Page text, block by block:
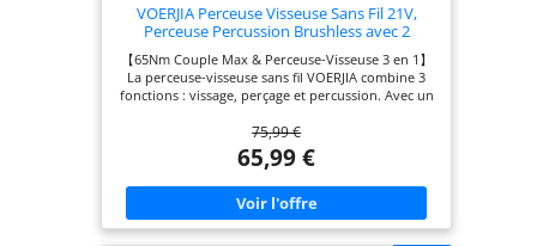
VOERJIA Perceuse Visseuse Sans Fil 21V,
Perceuse Percussion Brushless avec 2
Batteries 2000mAh, 65Nm Couple Max, 20+3
Réglages de Couple, 2 Vitesses, LED,
Mandrin 10mm, 46 Accessoires et Valise
【65Nm Couple Max & Perceuse-Visseuse 3 en 1】
La perceuse-visseuse sans fil VOERJIA combine 3
fonctions : vissage, perçage et percussion. Avec un
travaux sur bois, métal, plastique et maçonnerie
légère. Que vous cherchiez une perceuse sans fil
robuste ou une visseuse devisseuse performante,
ce modèle répond aux besoins du bricolage
domestique comme des projets plus exigeants.
【20+3 Réglages de Couple & 2 Vitesses
Variables】 Dotée de 20+3 positions de couple et
75,99 €
65,99 €